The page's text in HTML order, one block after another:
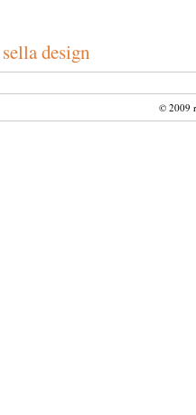
sella design
© 2009